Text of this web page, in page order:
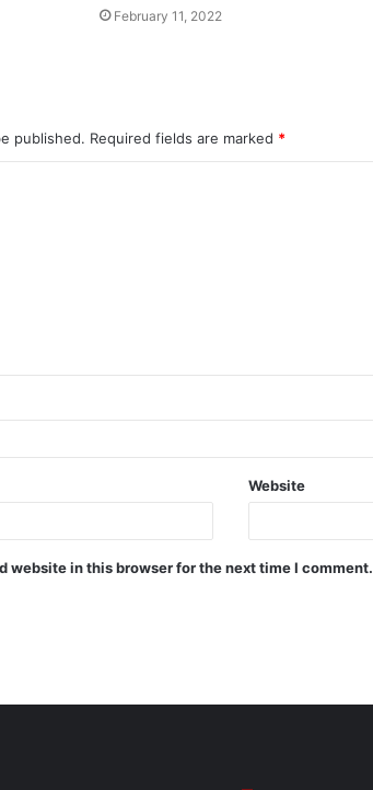
February 11, 2022
published. Required fields are marked *
Website
website in this browser for the next time I comment.